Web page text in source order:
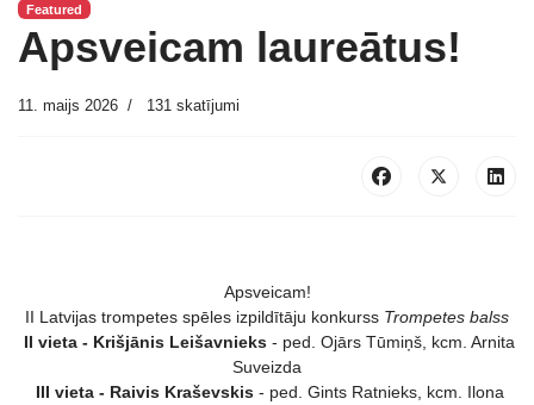
Featured
Apsveicam laureātus!
11. maijs 2026 131 skatījumi
Apsveicam!
II Latvijas trompetes spēles izpildītāju konkurss Trompetes balss
II vieta - Krišjānis Leišavnieks - ped. Ojārs Tūmiņš, kcm. Arnita
Suveizda
III vieta - Raivis Kraševskis- ped. Gints Ratnieks, kcm. Ilona